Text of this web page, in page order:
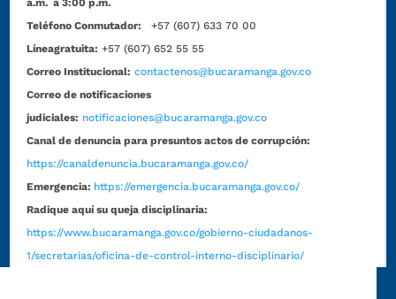
Teléfono Conmutador:
+57 (607) 633 70 00
Líneagratuita: +57 (607) 652 55 55
Correo Institucional: contactenos@bucaramanga.gov.co
Correo de notificaciones
judiciales: notificaciones@bucaramanga.gov.co
Canal de denuncia para presuntos actos de corrupción:
https://canaldenuncia.bucaramanga.gov.co/
Emergencia: https://emergencia.bucaramanga.gov.co/
Radique aquí su queja disciplinaria:
https://www.bucaramanga.gov.co/gobierno-ciudadanos-
1/secretarias/oficina-de-control-interno-disciplinario/